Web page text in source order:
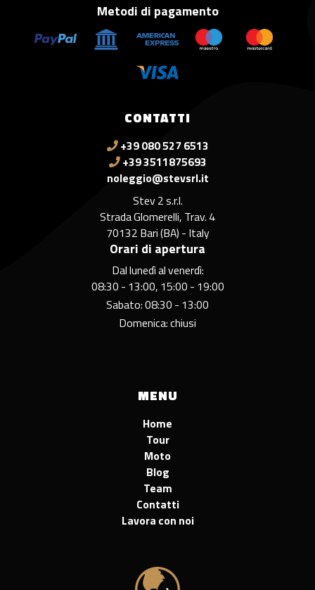
CONTATTI
+39 080 527 6513
+39 3511875693
noleggio@stevsrl.it
Stev 2 s.r.l.
Strada Glomerelli, Trav. 4
70132 Bari (BA) - Italy
Orari di apertura
Dal lunedì al venerdì:
08:30 - 13:00, 15:00 - 19:00
Sabato: 08:30 - 13:00
Domenica: chiusi
Metodi di pagamento
MENU
Home
Tour
Moto
Blog
Team
Contatti
Lavora con noi